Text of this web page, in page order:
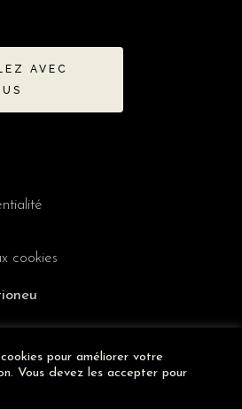
AVEC
cookies
pour améliorer votre
Vous devez les accepter pour
German